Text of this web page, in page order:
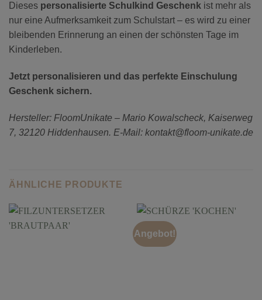
Dieses personalisierte Schulkind Geschenk ist mehr als
nur eine Aufmerksamkeit zum Schulstart – es wird zu einer
bleibenden Erinnerung an einen der schönsten Tage im
Kinderleben.
Jetzt personalisieren und das perfekte Einschulung
Geschenk sichern.
Hersteller: FloomUnikate – Mario Kowalscheck, Kaiserweg
7, 32120 Hiddenhausen. E-Mail: kontakt@floom-unikate.de
ÄHNLICHE PRODUKTE
Angebot!